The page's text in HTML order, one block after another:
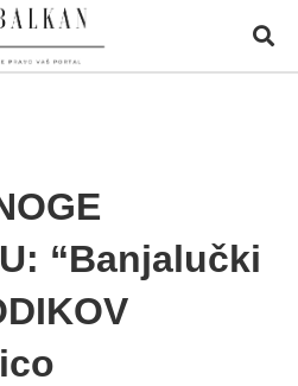
“Banjalučki